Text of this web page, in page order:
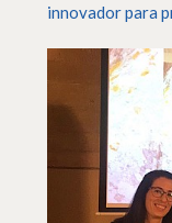
innovador para